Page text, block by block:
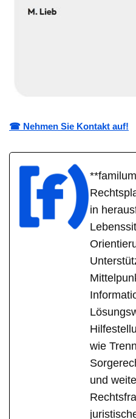
☎ Nehmen Sie Kontakt auf!
in
wie
und